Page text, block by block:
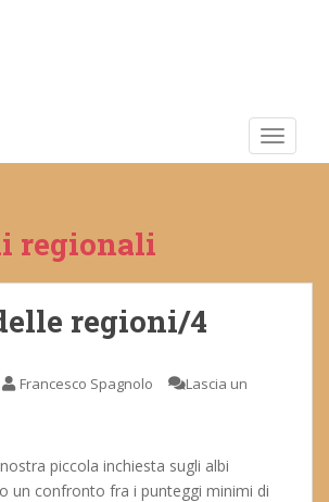
regionali
regioni/4
Francesco Spagnolo
Lascia un
piccola inchiesta sugli albi
un confronto fra i punteggi minimi di